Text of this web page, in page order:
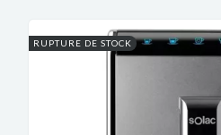
RUPTURE DE STOCK